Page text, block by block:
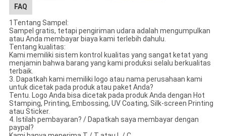
FAQ
1Tentang Sampel:
Sampel gratis, tetapi pengiriman udara adalah mengumpulkan
atau Anda membayar biaya kami terlebih dahulu.
Tentang kualitas:
Kami memiliki sistem kontrol kualitas yang sangat ketat yang
menjamin bahwa barang yang kami produksi selalu berkualitas
terbaik.
3. Dapatkah kami memiliki logo atau nama perusahaan kami
untuk dicetak pada produk atau paket Anda?
Tentu. Logo Anda bisa dicetak pada produk Anda dengan Hot
Stamping, Printing, Embossing, UV Coating, Silk-screen Printing
atau Sticker.
4. Istilah pembayaran? / Dapatkah saya membayar dengan
paypal?